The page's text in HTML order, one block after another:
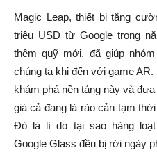
Magic Leap, thiết bị tăng
triệu USD từ Google trong
thêm quỹ mới, đã giúp
chúng ta khi đến với game
khám phá nền tảng này và
giá cả đang là rào cản tạm
Đó là lí do tại sao hàng
Google Glass đều bị rời ngày